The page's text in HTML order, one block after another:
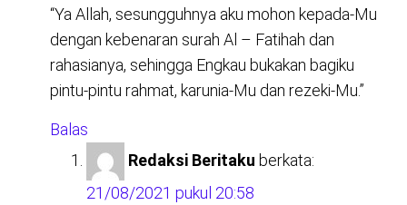
“Ya Allah, sesungguhnya aku mohon kepada-Mu
dengan kebenaran surah Al – Fatihah dan
rahasianya, sehingga Engkau bukakan bagiku
pintu-pintu rahmat, karunia-Mu dan rezeki-Mu.”
Balas
Redaksi Beritaku berkata:
21/08/2021 pukul 20:58